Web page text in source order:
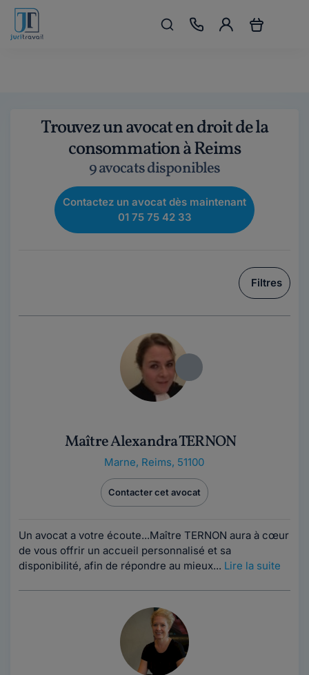
Trouvez un avocat en droit de la
consommation à Reims
9 avocats disponibles
Contactez un avocat dès maintenant
01 75 75 42 33
Filtres
Maître Alexandra TERNON
Marne, Reims, 51100
Contacter cet avocat
Un avocat a votre écoute...Maître TERNON aura à cœur
de vous offrir un accueil personnalisé et sa
disponibilité, afin de répondre au mieux... Lire la suite